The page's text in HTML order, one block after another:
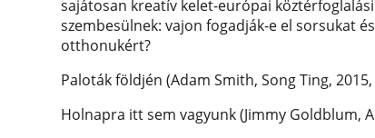
sajátosan kreatív kelet-európai
szembesülnek: vajon fogadják-e el sorsukat
otthonukért?
Paloták földjén (Adam Smith, Song Ting, 2015,
Holnapra itt sem vagyunk (Jimmy Goldblum,